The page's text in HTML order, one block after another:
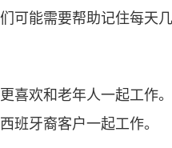
可能需要帮助记住每天
喜欢和老年人一起工作
班牙裔客户一起工作。